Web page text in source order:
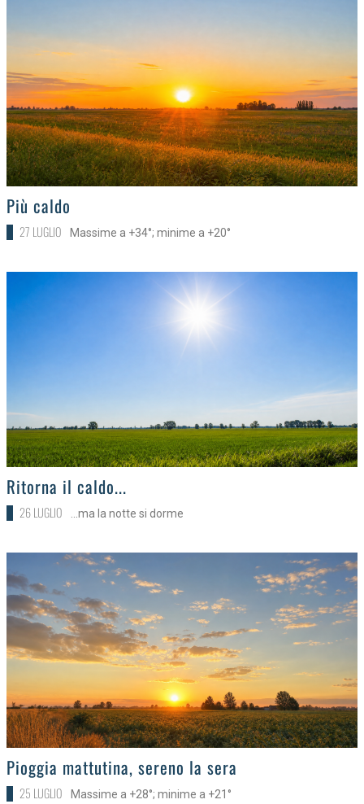
>
Più caldo
27 LUGLIO Massime a +34°; minime a +20°
>
Ritorna il caldo...
26 LUGLIO ...ma la notte si dorme
>
Pioggia mattutina, sereno la sera
25 LUGLIO Massime a +28°; minime a +21°